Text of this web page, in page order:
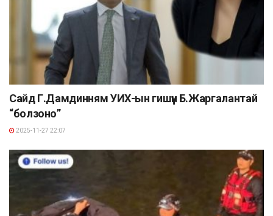
Сайд Г.Дамдинням УИХ-ын гишүүн Б.Жаргалантай
“болзоно”
2025-11-27 22:07